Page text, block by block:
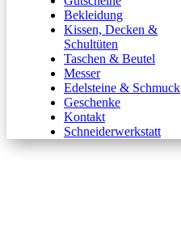
Bekleidung
Kissen, Decken &
Schultüten
Taschen & Beutel
Messer
Edelsteine & Schmuck
Geschenke
Kontakt
Schneiderwerkstatt